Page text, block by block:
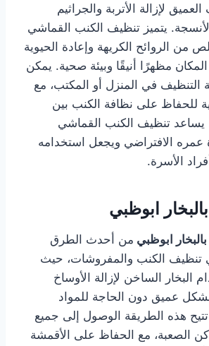
لإزالة الأتربة والجراثيم
يتميز تنظيف الكنب القماشي
من الروائح الكريهة وإعادة الحيوية
المكان مظهرًا أنيقًا وبيئة صحية. يمكن
التنظيف في المنزل أو المكتب، مع
للحفاظ على نظافة الكنب بين
تنظيف الكنب القماشي
عمره الافتراضي ويجعل استخدامه
الأسرة.
ابوظبي
ابوظبي من أحدث الطرق
تنظيف الكنب والمفروشات، حيث
البخار الساخن لإزالة الأوساخ
بشكل عميق دون الحاجة للمواد
تتيح هذه الطريقة الوصول إلى جميع
الصعبة، مع الحفاظ على الأقمشة